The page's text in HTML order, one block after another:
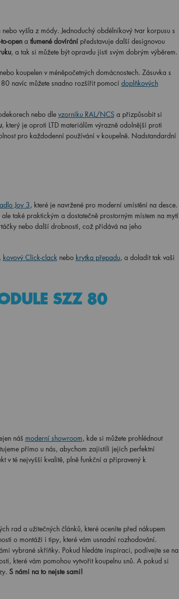
vyšla z módy. Jednoduchý obdélníkový tvar korpusu s
opena tlumené dovíránípředstavuje další designovou
, a tak si můžete být opravdu jisti svým dobrým výběrem.
koupelen v méněpočetných domácnostech. Zásuvka s
navíc můžete snadno rozšířit pomocí doplňkových
nebo dle vzorníku RAL/NCS a přizpůsobit si
, který je oproti LTD materiálům výrazně odolnější proti
pro každodenní používání v koupelně. Nadstandardní
Joy 3, které je navržené pro moderní umístění na desce.
také praktickým a dostatečně prostorným místem na mytí
nebo další drobnosti, což přidává na jeho
kovový Click-clacknebo krytka přepadu, a doladit tak vaši
SZZ 80
náš moderní showroom, kde si můžete prohlédnout
přímo u nás, abychom zajistili jejich perfektní
v té nejvyšší kvalitě, plně funkční a připravený k
rad a užitečných článků, které oceníte před nákupem
o montáži i tipy, které vám usnadní rozhodování.
vybrané skříňky. Pokud hledáte inspiraci, podívejte se na
které vám pomohou vytvořit koupelnu snů. A pokud si
S námi na to nejste sami!